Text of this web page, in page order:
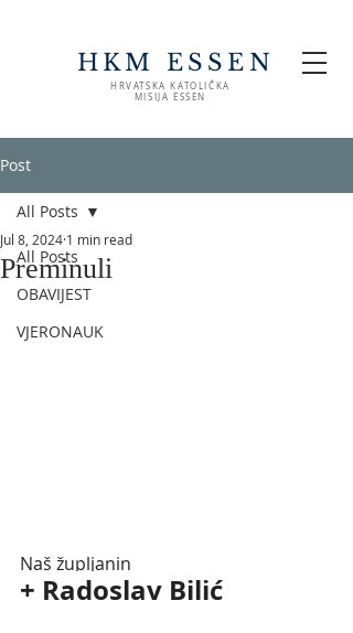
HKM ESSEN
HRVATSKA KATOLIČKA
MISIJA ESSEN
Post
All Posts
OBAVIJEST
VJERONAUK
All Posts
Preminuli
Jul 8, 2024 1 min read
Naš župljanin
+ Radoslav Bilić